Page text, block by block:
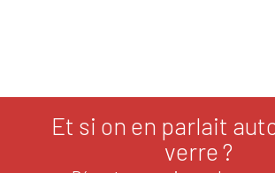
Et si on en parlait
verre ?